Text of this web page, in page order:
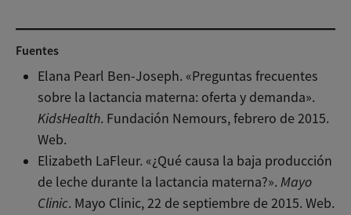
Fuentes
Elana Pearl Ben-Joseph. «Preguntas frecuentes
sobre la lactancia materna: oferta y demanda».
KidsHealth. Fundación Nemours, febrero de 2015.
Web.
Elizabeth LaFleur. «¿Qué causa la baja producción
de leche durante la lactancia materna?».Mayo
Clinic. Mayo Clinic, 22 de septiembre de 2015. Web.